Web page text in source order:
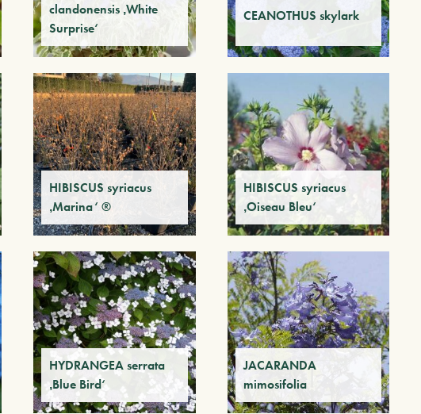
clandonensis ‚White
Surprise‘
CEANOTHUS skylark
HIBISCUS syriacus
‚Marina‘ ®
HIBISCUS syriacus
‚Oiseau Bleu‘
HYDRANGEA serrata
‚Blue Bird‘
JACARANDA
mimosifolia